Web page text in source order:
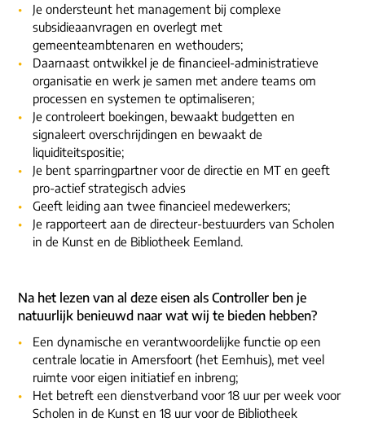
Je ondersteunt het management bij complexe
subsidieaanvragen en overlegt met
gemeenteambtenaren en wethouders;
Daarnaast ontwikkel je de financieel-administratieve
organisatie en werk je samen met andere teams om
processen en systemen te optimaliseren;
Je controleert boekingen, bewaakt budgetten en
signaleert overschrijdingen en bewaakt de
liquiditeitspositie;
Je bent sparringpartner voor de directie en MT en geeft
pro-actief strategisch advies
Geeft leiding aan twee financieel medewerkers;
Je rapporteert aan de directeur-bestuurders van Scholen
in de Kunst en de Bibliotheek Eemland.
Na het lezen van al deze eisen als Controller ben je
natuurlijk benieuwd naar wat wij te bieden hebben?
Een dynamische en verantwoordelijke functie op een
centrale locatie in Amersfoort (het Eemhuis), met veel
ruimte voor eigen initiatief en inbreng;
Het betreft een dienstverband voor 18 uur per week voor
Scholen in de Kunst en 18 uur voor de Bibliotheek